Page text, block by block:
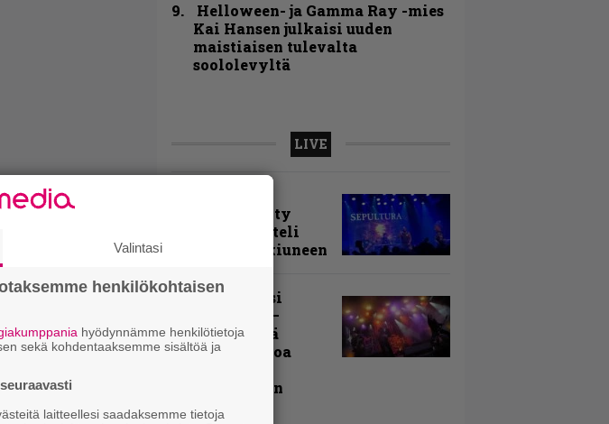
Helloween- ja Gamma Ray -mies
Kai Hansen julkaisi uuden
maistiaisen tulevalta
soololevyltä
LIVE
Loppuunmyyty
Tavastia saatteli
Sepulturan ikiuneen
Rokki Raikasi
Tampereella –
Infernon neljä
väkevää nostoa
kakkospäivän
esityksistä
Valintasi
henkilökohtaisen
hyödynnämme henkilötietoja
sekä kohdentaaksemme sisältöä ja
laitteellesi saadaksemme tietoja